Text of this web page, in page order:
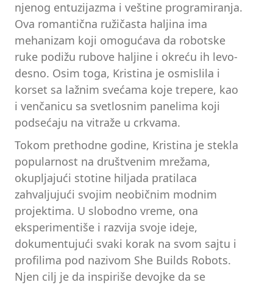
njenog entuzijazma i veštine programiranja.
Ova romantična ružičasta haljina ima
mehanizam koji omogućava da robotske
ruke podižu rubove haljine i okreću ih levo-
desno. Osim toga, Kristina je osmislila i
korset sa lažnim svećama koje trepere, kao
i venčanicu sa svetlosnim panelima koji
podsećaju na vitraže u crkvama.
Tokom prethodne godine, Kristina je stekla
popularnost na društvenim mrežama,
okupljajući stotine hiljada pratilaca
zahvaljujući svojim neobičnim modnim
projektima. U slobodno vreme, ona
eksperimentiše i razvija svoje ideje,
dokumentujući svaki korak na svom sajtu i
profilima pod nazivom She Builds Robots.
Njen cilj je da inspiriše devojke da se